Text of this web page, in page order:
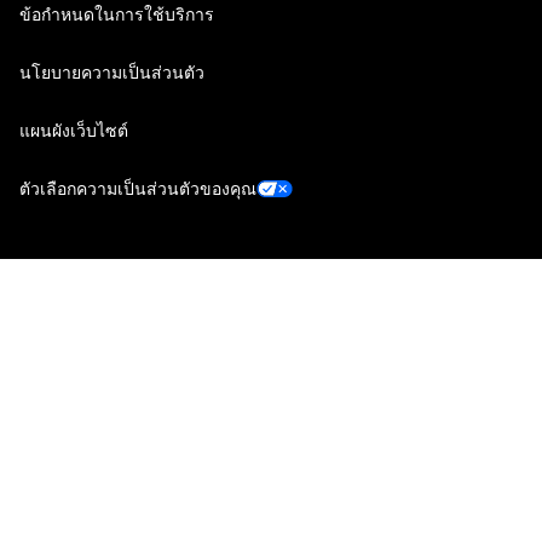
ข้อกำหนดในการใช้บริการ
นโยบายความเป็นส่วนตัว
แผนผังเว็บไซต์
ตัวเลือกความเป็นส่วนตัวของคุณ